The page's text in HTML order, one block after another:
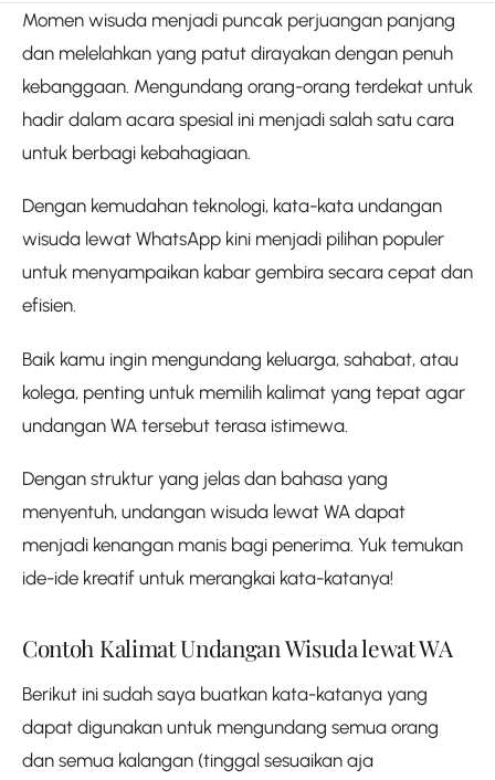
Momen wisuda menjadi puncak perjuangan panjang
dan melelahkan yang patut dirayakan dengan penuh
kebanggaan. Mengundang orang-orang terdekat untuk
hadir dalam acara spesial ini menjadi salah satu cara
untuk berbagi kebahagiaan.
Dengan kemudahan teknologi, kata-kata undangan
wisuda lewat WhatsApp kini menjadi pilihan populer
untuk menyampaikan kabar gembira secara cepat dan
efisien.
Baik kamu ingin mengundang keluarga, sahabat, atau
kolega, penting untuk memilih kalimat yang tepat agar
undangan WA tersebut terasa istimewa.
Dengan struktur yang jelas dan bahasa yang
menyentuh, undangan wisuda lewat WA dapat
menjadi kenangan manis bagi penerima. Yuk temukan
ide-ide kreatif untuk merangkai kata-katanya!
Contoh Kalimat Undangan Wisuda lewat WA
Berikut ini sudah saya buatkan kata-katanya yang
dapat digunakan untuk mengundang semua orang
dan semua kalangan (tinggal sesuaikan aja